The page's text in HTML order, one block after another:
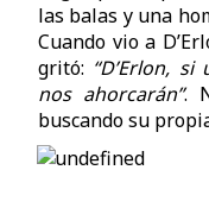
las balas y una
Cuando vio a
gritó: “D’Erlon,
nos ahorcarán”.
buscando su